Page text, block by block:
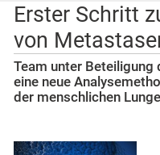
Erster Schritt
von
Team unter Beteiligung
eine neue
der menschlichen